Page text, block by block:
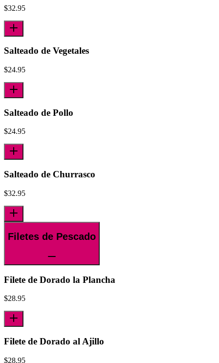
$32.95
Salteado de Vegetales
$24.95
Salteado de Pollo
$24.95
Salteado de Churrasco
$32.95
Filetes de Pescado
Filete de Dorado la Plancha
$28.95
Filete de Dorado al Ajillo
$28.95